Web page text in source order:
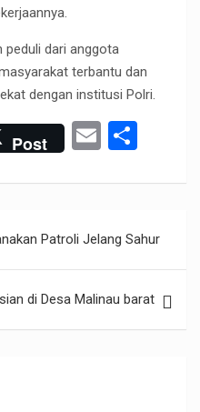
peduli dari anggota
terbantu dan
dengan institusi Polri.
Post
E
ail ar
Patroli Jelang Sahur
di Desa Malinau barat